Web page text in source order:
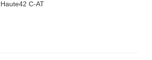
Haute42 C-AT